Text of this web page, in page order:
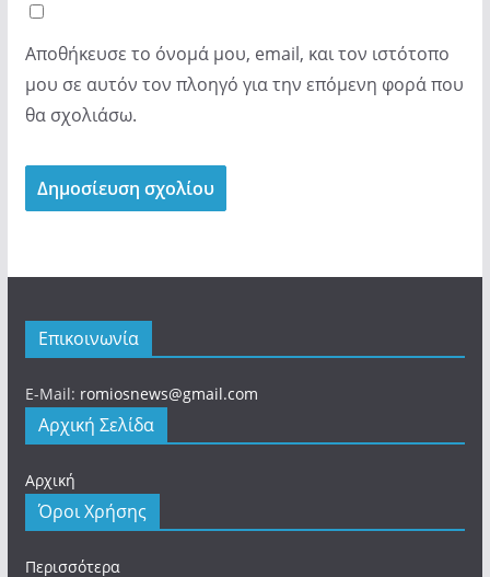
Αποθήκευσε το όνομά μου, email, και τον ιστότοπο
μου σε αυτόν τον πλοηγό για την επόμενη φορά που
θα σχολιάσω.
Επικοινωνία
E-Mail: romiosnews@gmail.com
Αρχική Σελίδα
Αρχική
Όροι Χρήσης
Περισσότερα